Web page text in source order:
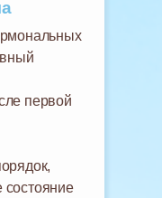
первой
состояние